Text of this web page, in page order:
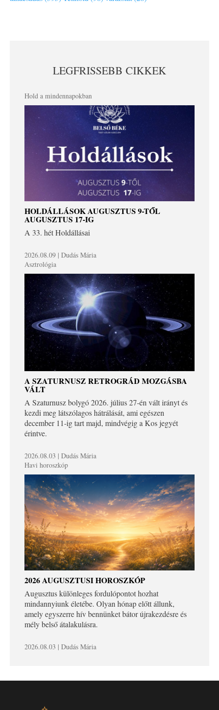
LEGFRISSEBB CIKKEK
Hold a mindennapokban
HOLDÁLLÁSOK AUGUSZTUS 9-TŐL
AUGUSZTUS 17-IG
A 33. hét Holdállásai
2026.08.09 | Dudás Mária
Asztrológia
A SZATURNUSZ RETROGRÁD MOZGÁSBA
VÁLT
A Szaturnusz bolygó 2026. július 27-én vált irányt és
kezdi meg látszólagos hátrálását, ami egészen
december 11-ig tart majd, mindvégig a Kos jegyét
érintve.
2026.08.03 | Dudás Mária
Havi horoszkóp
2026 AUGUSZTUSI HOROSZKÓP
Augusztus különleges fordulópontot hozhat
mindannyiunk életébe. Olyan hónap előtt állunk,
amely egyszerre hív bennünket bátor újrakezdésre és
mély belső átalakulásra.
2026.08.03 | Dudás Mária